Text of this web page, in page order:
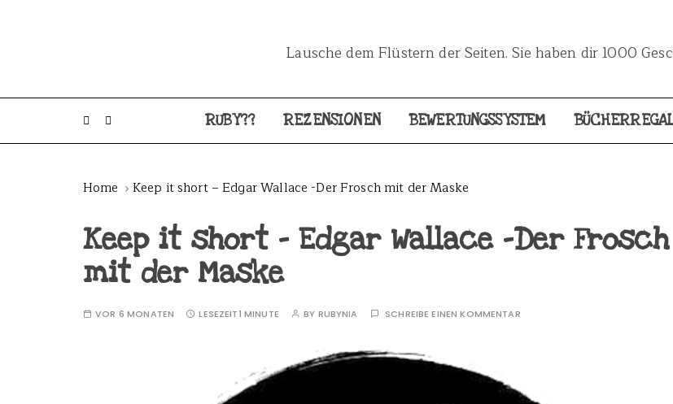
Lausche dem Flüstern der Seiten. Sie haben dir 1000
RUBY?? REZENSIONEN BEWERTUNGSSYSTEM
Home Keep it short – Edgar Wallace -Der Frosch mit der Maske
Keep it short – Edgar Wallace -Der Frosch
mit der Maske
VOR 6 MONATEN LESEZEIT1 MINUTE BY RUBYNIA SCHREIBE EINEN KOMMENTAR